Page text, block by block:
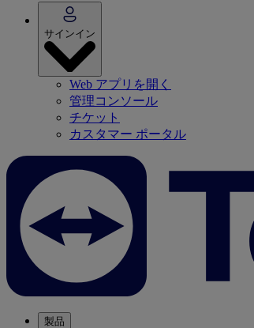
サインイン
Web アプリを開く
管理コンソール
チケット
カスタマー ポータル
製品